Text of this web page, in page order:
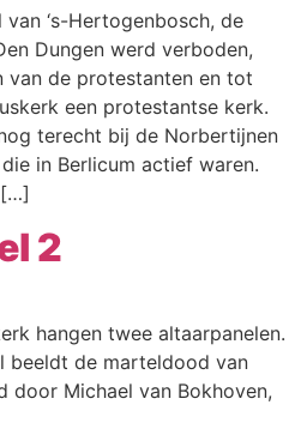
‘s-Hertogenbosch, de
Dungen werd verboden,
van de protestanten en tot
een protestantse kerk.
terecht bij de Norbertijnen
in Berlicum actief waren.
[…]
2
hangen twee altaarpanelen.
beeldt de marteldood van
door Michael van Bokhoven,